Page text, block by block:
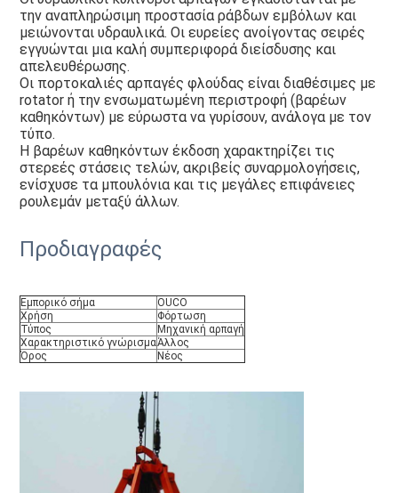
την αναπληρώσιμη προστασία ράβδων εμβόλων και
μειώνονται υδραυλικά. Οι ευρείες ανοίγοντας σειρές
εγγυώνται μια καλή συμπεριφορά διείσδυσης και
απελευθέρωσης.
Οι πορτοκαλιές αρπαγές φλούδας είναι διαθέσιμες με
rotator ή την ενσωματωμένη περιστροφή (βαρέων
καθηκόντων) με εύρωστα να γυρίσουν, ανάλογα με τον
τύπο.
Η βαρέων καθηκόντων έκδοση χαρακτηρίζει τις
στερεές στάσεις τελών, ακριβείς συναρμολογήσεις,
ενίσχυσε τα μπουλόνια και τις μεγάλες επιφάνειες
ρουλεμάν μεταξύ άλλων.
Προδιαγραφές
Εμπορικό σήμα
OUCO
Χρήση
Φόρτωση
Τύπος
Μηχανική αρπαγή
Χαρακτηριστικό γνώρισμαΆλλος
Όρος
Νέος